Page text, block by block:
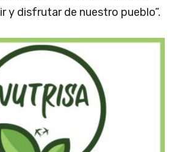
y disfrutar de nuestro pueblo”.